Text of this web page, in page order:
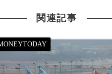
関連記事